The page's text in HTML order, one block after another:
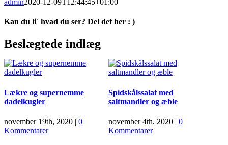
Kan du li´ hvad du ser? Del det her : )
Facebook
Pinterest
E-
mail
Beslægtede indlæg
Lækre og supernemme
dadelkugler
november 19th, 2020 | 0
Kommentarer
Spidskålssalat med
saltmandler og æble
november 4th, 2020 | 0
Kommentarer